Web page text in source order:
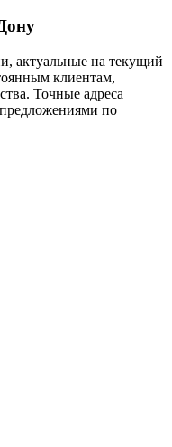
актуальные на текущий
клиентам,
Точные адреса
по